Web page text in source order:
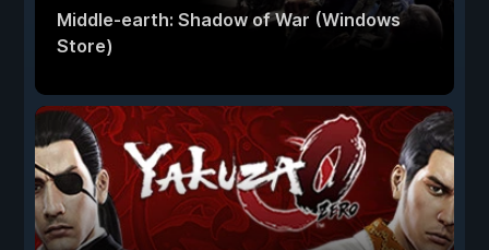
Middle-earth: Shadow of War (Windows
Store)